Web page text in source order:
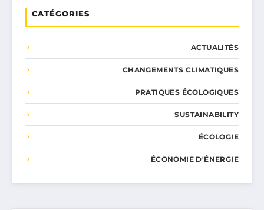
CATÉGORIES
ACTUALITÉS
CHANGEMENTS CLIMATIQUES
PRATIQUES ÉCOLOGIQUES
SUSTAINABILITY
ÉCOLOGIE
ÉCONOMIE D'ÉNERGIE